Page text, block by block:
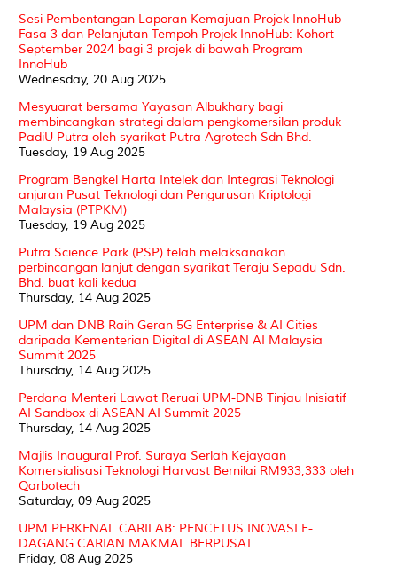
Sesi Pembentangan Laporan Kemajuan Projek InnoHub
Fasa 3 dan Pelanjutan Tempoh Projek InnoHub: Kohort
September 2024 bagi 3 projek di bawah Program
InnoHub
Wednesday, 20 Aug 2025
Mesyuarat bersama Yayasan Albukhary bagi
membincangkan strategi dalam pengkomersilan produk
PadiU Putra oleh syarikat Putra Agrotech Sdn Bhd.
Tuesday, 19 Aug 2025
Program Bengkel Harta Intelek dan Integrasi Teknologi
anjuran Pusat Teknologi dan Pengurusan Kriptologi
Malaysia (PTPKM)
Tuesday, 19 Aug 2025
Putra Science Park (PSP) telah melaksanakan
perbincangan lanjut dengan syarikat Teraju Sepadu Sdn.
Bhd. buat kali kedua
Thursday, 14 Aug 2025
UPM dan DNB Raih Geran 5G Enterprise & AI Cities
daripada Kementerian Digital di ASEAN AI Malaysia
Summit 2025
Thursday, 14 Aug 2025
Perdana Menteri Lawat Reruai UPM-DNB Tinjau Inisiatif
AI Sandbox di ASEAN AI Summit 2025
Thursday, 14 Aug 2025
Majlis Inaugural Prof. Suraya Serlah Kejayaan
Komersialisasi Teknologi Harvast Bernilai RM933,333 oleh
Qarbotech
Saturday, 09 Aug 2025
UPM PERKENAL CARILAB: PENCETUS INOVASI E-
DAGANG CARIAN MAKMAL BERPUSAT
Friday, 08 Aug 2025